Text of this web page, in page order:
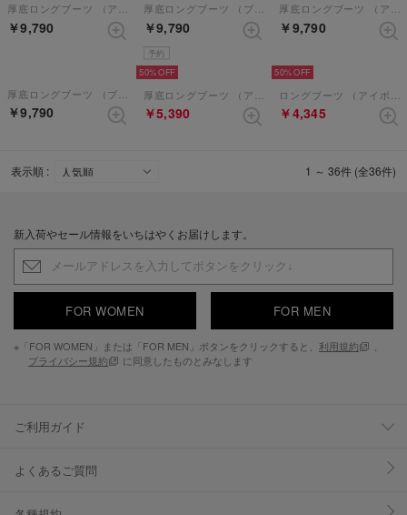
厚底ロングブーツ （アイボリーコンビ）
￥9,790
厚底ロングブーツ （ブラック）
￥9,790
予約
厚底ロングブーツ （アイボリー）
￥9,790
￥9,790
50%
￥5,390
50%
￥4,345
表示順 : 1 ～ 36件 (全36件)
新入荷やセール情報をいちはやくお届けします。
FOR WOMEN FOR MEN
※「FOR WOMEN」または「FOR MEN」ボタンをクリックすると、 利用規約
プライバシー規約
に同意したものとみなします
ご利用ガイド
よくあるご質問